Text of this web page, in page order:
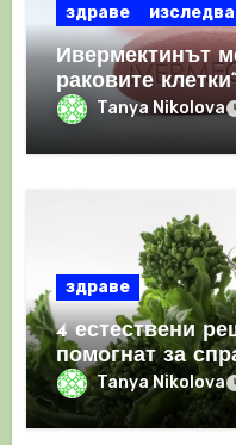
здраве
Ивермектинът
раковите
имунния
Tanya Nikolova
здраве
4 естествени
помогнат за
Tanya Nikolova